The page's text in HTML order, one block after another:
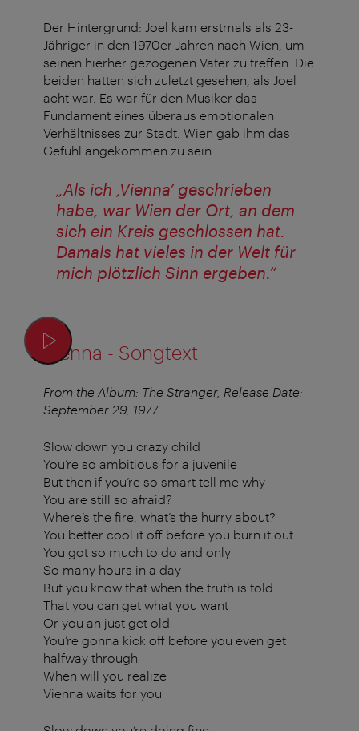
Der Hintergrund: Joel kam erstmals als 23-
Jähriger in den 1970er-Jahren nach Wien, um
seinen hierher gezogenen Vater zu treffen. Die
beiden hatten sich zuletzt gesehen, als Joel
acht war. Es war für den Musiker das
Fundament eines überaus emotionalen
Verhältnisses zur Stadt. Wien gab ihm das
Gefühl angekommen zu sein.
„Als ich ,Vienna’ geschrieben
habe, war Wien der Ort, an dem
sich ein Kreis geschlossen hat.
Damals hat vieles in der Welt für
mich plötzlich Sinn ergeben.“
Vienna - Songtext
From the Album: The Stranger, Release Date:
September 29, 1977
Slow down you crazy child
You’re so ambitious for a juvenile
But then if you’re so smart tell me why
You are still so afraid?
Where’s the fire, what’s the hurry about?
You better cool it off before you burn it out
You got so much to do and only
So many hours in a day
But you know that when the truth is told
That you can get what you want
Or you an just get old
You’re gonna kick off before you even get
halfway through
When will you realize
Vienna waits for you